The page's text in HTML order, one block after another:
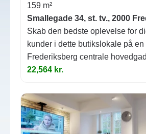
159 m²
Smallegade 34, st. tv., 2000
Skab den bedste oplevelse for
kunder i dette butikslokale på en
Frederiksberg centrale
22,564 kr.